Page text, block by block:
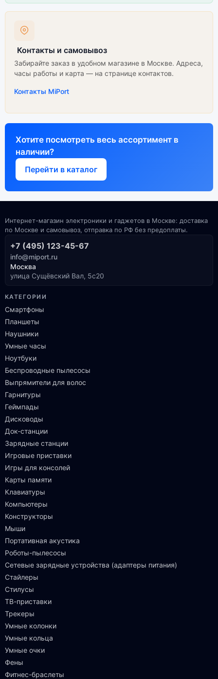
Контакты и самовывоз
Забирайте заказ в удобном магазине в Москве. Адреса,
часы работы и карта — на странице контактов.
Контакты MiPort
Хотите посмотреть весь ассортимент в
наличии?
Перейти в каталог
Интернет-магазин электроники и гаджетов в Москве: доставка
по Москве и самовывоз, отправка по РФ без предоплаты.
+7 (495) 123-45-67
info@miport.ru
Москва
улица Сущёвский Вал, 5с20
КАТЕГОРИИ
Смартфоны
Планшеты
Наушники
Умные часы
Ноутбуки
Беспроводные пылесосы
Выпрямители для волос
Гарнитуры
Геймпады
Дисководы
Док-станции
Зарядные станции
Игровые приставки
Игры для консолей
Карты памяти
Клавиатуры
Компьютеры
Конструкторы
Мыши
Портативная акустика
Роботы-пылесосы
Сетевые зарядные устройства (адаптеры питания)
Стайлеры
Стилусы
ТВ-приставки
Трекеры
Умные колонки
Умные кольца
Умные очки
Фены
Фитнес-браслеты